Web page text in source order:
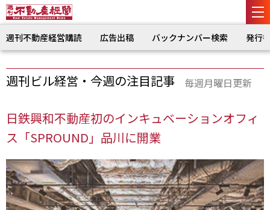
週刊不動産経営購読 広告出稿 バックナンバー検索 発行
週刊ビル経営・今週の注目記事 毎週月曜日更新
日鉄興和不動産初のインキュベーションオフィ
ス「SPROUND」品川に開業